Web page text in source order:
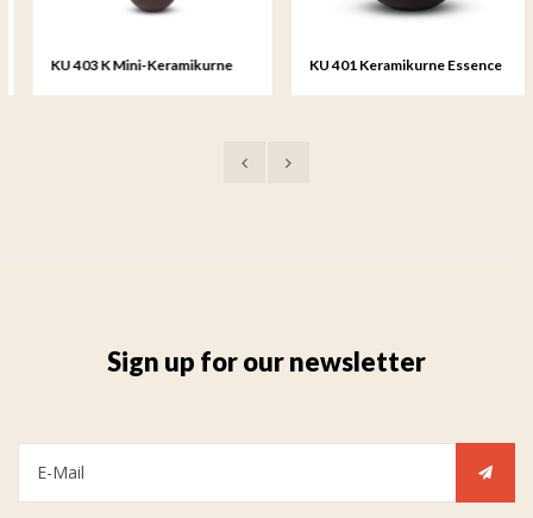
KU 403 K Mini-Keramikurne
KU 401 Keramikurne Essence
Sign up for our newsletter